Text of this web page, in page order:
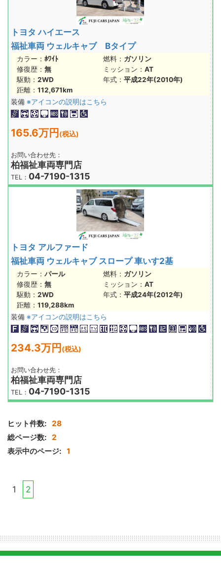
トヨタ ハイエース
福祉車両 ウェルキャブ Bタイプ
カラー： ﾎﾜｲﾄ 燃料： ガソリン
修復歴： 無 ミッション： AT
駆動： 2WD 年式： 平成22年(2010年)
距離： 112,671km
装備 ※アイコンの説明はこちら
165.6万円 (税込)
お問い合わせ先：
柏福祉車両専門店
TEL： 04-7190-1315
トヨタ アルファード
福祉車両 ウェルキャブ スロープ 車いす2基
カラー： パール 燃料： ガソリン
修復歴： 無 ミッション： AT
駆動： 2WD 年式： 平成24年(2012年)
距離： 119,288km
装備 ※アイコンの説明はこちら
234.3万円 (税込)
お問い合わせ先：
柏福祉車両専門店
TEL： 04-7190-1315
ヒット件数: 28
総ページ数: 2
表示中のページ: 1
1 2